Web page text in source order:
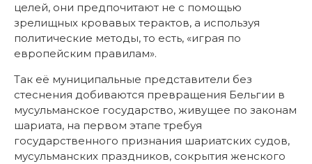
целей, они предпочитают не с помощью
зрелищных кровавых терактов, а используя
политические методы, то есть, «играя по
европейским правилам».
Так её муниципальные представители без
стеснения добиваются превращения Бельгии в
мусульманское государство, живущее по законам
шариата, на первом этапе требуя
государственного признания шариатских судов,
мусульманских праздников, сокрытия женского